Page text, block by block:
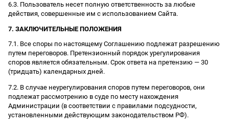
6.3. Пользователь несет полную ответственность за любые
действия, совершенные им с использованием Сайта.
7. ЗАКЛЮЧИТЕЛЬНЫЕ ПОЛОЖЕНИЯ
7.1. Все споры по настоящему Соглашению подлежат разрешению
путем переговоров. Претензионный порядок урегулирования
споров является обязательным. Срок ответа на претензию — 30
(тридцать) календарных дней.
7.2. В случае неурегулирования споров путем переговоров, они
подлежат рассмотрению в суде по месту нахождения
Администрации (в соответствии с правилами подсудности,
установленными действующим законодательством РФ).